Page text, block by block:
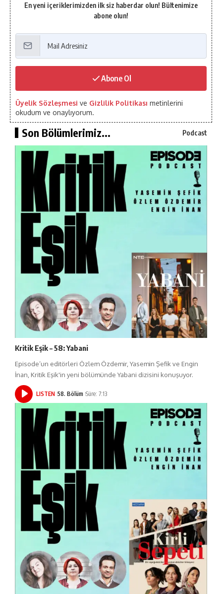
En yeni içeriklerimizden ilk siz haberdar olun! Bültenimize
abone olun!
Abone Ol
Üyelik Sözleşmesi ve Gizlilik Politikası metinlerini
okudum ve onaylıyorum.
Son Bölümlerimiz... Podcast
Kritik Eşik – 58: Yabani
Episode’un editörleri Özlem Özdemir, Yasemin Şefik ve Engin
İnan, Kritik Eşik'in yeni bölümünde Yabani dizisini konuşuyor.
LISTEN 58. Bölüm Süre: 7:13